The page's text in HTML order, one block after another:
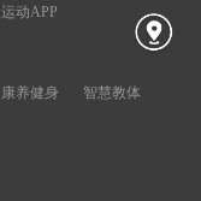
运动APP
康养健身 智慧教体